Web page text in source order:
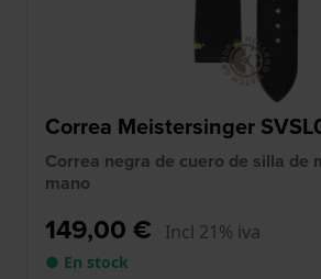
Correa Meistersinger
Correa negra de cuero de silla de
mano
149,00 € Incl 21% iva
● En stock